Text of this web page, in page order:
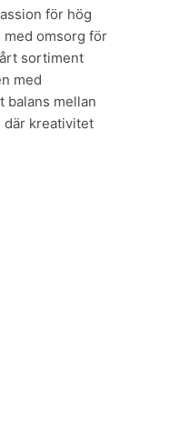
för hög
med omsorg för
sortiment
med
balans mellan
där kreativitet